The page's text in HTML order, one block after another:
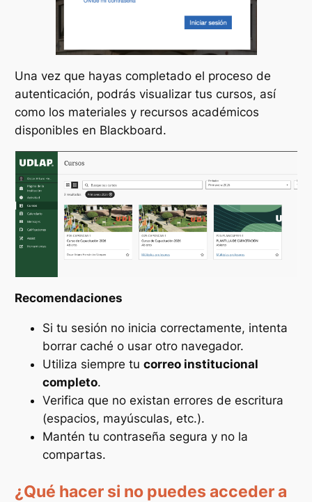
Una vez que hayas completado el proceso de
autenticación, podrás visualizar tus cursos, así
como los materiales y recursos académicos
disponibles en Blackboard.
Recomendaciones
Si tu sesión no inicia correctamente, intenta
borrar caché o usar otro navegador.
Utiliza siempre tucorreo institucional
completo.
Verifica que no existan errores de escritura
(espacios, mayúsculas, etc.).
Mantén tu contraseña segura y no la
compartas.
¿Qué hacer si no puedes acceder a